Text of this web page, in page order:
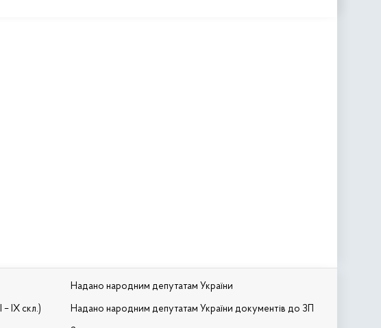
– IX скл.)
Надано народним депутатам України
Надано народним депутатам України документів до ЗП